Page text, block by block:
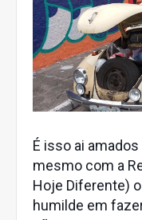
É isso ai
mesmo com a
Hoje Diferente)
humilde em